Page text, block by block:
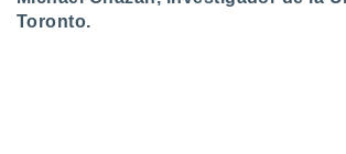
Toronto.